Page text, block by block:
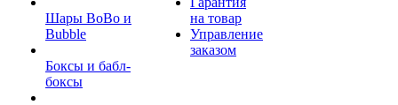
Шары BoBo и
Bubble
Боксы и бабл-
боксы
на товар
Управление
заказом